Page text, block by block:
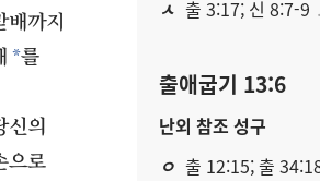
까지
*를
신의
으로
ㅅ 출 3:17; 신 8:7-9
출애굽기 13:6
난외 참조 성구
ㅇ 출 12:15; 출